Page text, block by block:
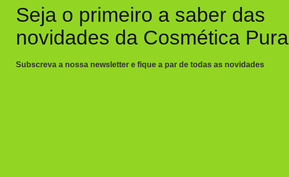
Seja o primeiro a saber das
novidades da Cosmética Pura
Subscreva a nossa newsletter e fique a par de todas as novidades